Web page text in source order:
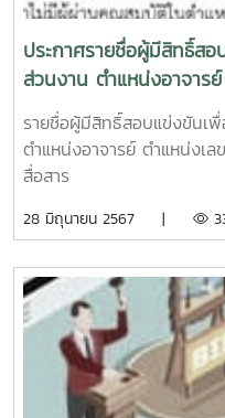
Jaroenkulรายละเอียดเพิ่ม
เพจMindanao Festival
:https://
:https://
ประกาศรายชื่อผู้มีสิทธิ์ส
ส่วนงาน ตำแหน่งอาจา
สารสนเทศและการสื่อสาร
รายชื่อผู้มีสิทธิ์สอบแข่งขันเ
ตำแหน่งอาจารย์ ตำแหน่งเ
สื่อสาร
28 มิถุนายน 2567 |